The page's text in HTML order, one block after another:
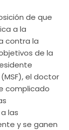
de que
a la
contra la
de la
el doctor
complicado
las
y se ganen